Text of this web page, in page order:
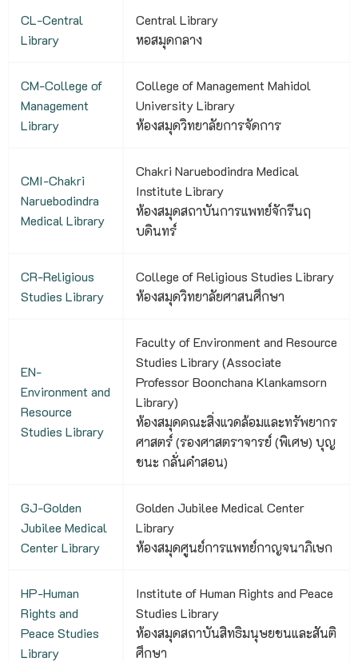
CL-Central
Library
Central Library
หอสมุดกลาง
CM-College of
Management
Library
College of Management Mahidol
University Library
ห้องสมุดวิทยาลัยการจัดการ
CMI-Chakri
Naruebodindra
Medical Library
Chakri Naruebodindra Medical
Institute Library
ห้องสมุดสถาบันการแพทย์จักรีนฤ
บดินทร์
CR-Religious
Studies Library
College of Religious Studies Library
ห้องสมุดวิทยาลัยศาสนศึกษา
EN-
Environment and
Resource
Studies Library
Faculty of Environment and Resource
Studies Library (Associate
Professor Boonchana Klankamsorn
Library)
ห้องสมุดคณะสิ่งแวดล้อมและทรัพยากร
ศาสตร์ (รองศาสตราจารย์ (พิเศษ) บุญ
ชนะ กลั่นคําสอน)
GJ-Golden
Jubilee Medical
Center Library
Golden Jubilee Medical Center
Library
ห้องสมุดศูนย์การแพทย์กาญจนาภิเษก
HP-Human
Rights and
Peace Studies
Library
Institute of Human Rights and Peace
Studies Library
ห้องสมุดสถาบันสิทธิมนุษยชนและสันติ
ศึกษา